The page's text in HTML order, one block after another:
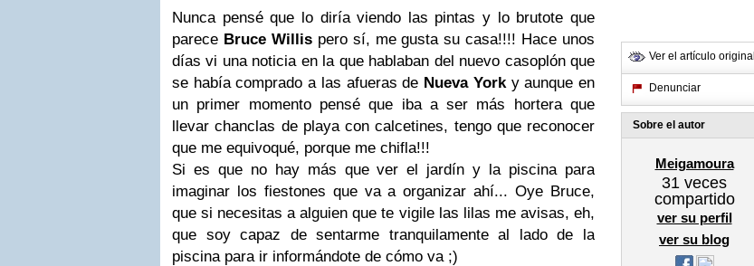
Nunca pensé que lo diría viendo las pintas y lo brutote que
parece Bruce Willispero sí, me gusta su casa!!!! Hace unos
días vi una noticia en la que hablaban del nuevo casoplón que
se había comprado a las afueras de Nueva Yorky aunque en
un primer momento pensé que iba a ser más hortera que
llevar chanclas de playa con calcetines, tengo que reconocer
que me equivoqué, porque me chifla!!!
Si es que no hay más que ver el jardín y la piscina para
imaginar los fiestones que va a organizar ahí... Oye Bruce,
que si necesitas a alguien que te vigile las lilas me avisas, eh,
que soy capaz de sentarme tranquilamente al lado de la
piscina para ir informándote de cómo va ;)
Ver el artículo original
Denunciar
Sobre el autor
Meigamoura
31 veces
compartido
ver su perfil
ver su blog